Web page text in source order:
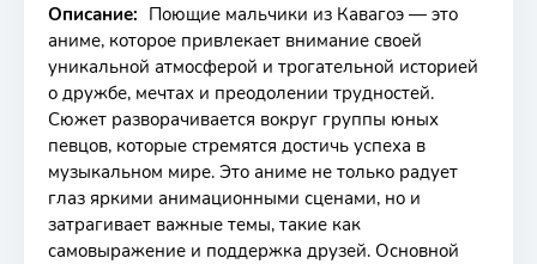
Описание: Поющие мальчики из Кавагоэ — это
аниме, которое привлекает внимание своей
уникальной атмосферой и трогательной историей
о дружбе, мечтах и преодолении трудностей.
Сюжет разворачивается вокруг группы юных
певцов, которые стремятся достичь успеха в
музыкальном мире. Это аниме не только радует
глаз яркими анимационными сценами, но и
затрагивает важные темы, такие как
самовыражение и поддержка друзей. Основной